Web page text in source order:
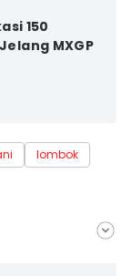
150
MXGP
lombok